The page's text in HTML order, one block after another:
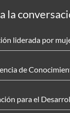
la
liderada por
de
para el